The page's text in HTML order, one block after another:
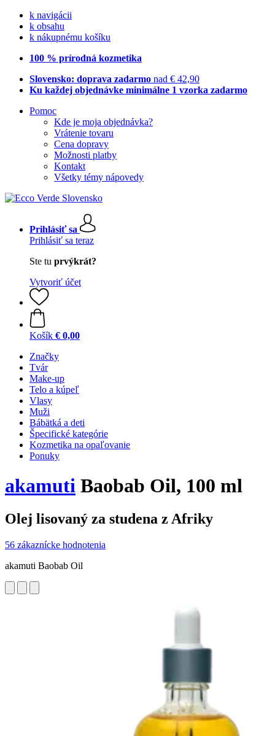
k navigácii
k obsahu
k nákupnému košíku
100 % prírodná kozmetika
Slovensko: doprava zadarmo nad € 42,90
Ku každej objednávke minimálne 1 vzorka zadarmo
Pomoc
Kde je moja objednávka?
Vrátenie tovaru
Cena dopravy
Možnosti platby
Kontakt
Všetky témy nápovedy
Prihlásiť sa
Prihlásiť sa teraz
Ste tu prvýkrát?
Vytvoriť účet
Košík € 0,00
Značky
Tvár
Make-up
Telo a kúpeľ
Vlasy
Muži
Bábätká a deti
Špecifické kategórie
Kozmetika na opaľovanie
Ponuky
akamuti Baobab Oil, 100 ml
Olej lisovaný za studena z Afriky
56 zákaznícke hodnotenia
akamuti Baobab Oil